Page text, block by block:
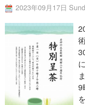
2023年09月17日
9